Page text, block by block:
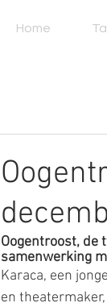
Home
Oogentroost, de
samenwerking
Karaca, een
en